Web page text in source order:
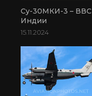
Су-30МКИ-3 – ВВС
Индии
15.11.2024